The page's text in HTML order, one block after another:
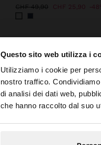
Questo sito web utilizza i
Utilizziamo i cookie per
nostro traffico.
di analisi dei dati web,
che hanno raccolto dal suo
ciao
Stai accedendo al
CHF 49,90 CHF 25,90 48%